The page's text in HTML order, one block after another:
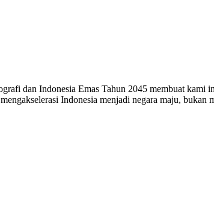
dan Indonesia Emas Tahun 2045 membuat kami
Indonesia menjadi negara maju, bukan